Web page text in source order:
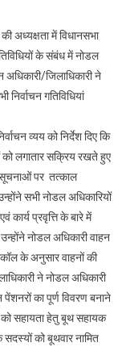
अधिकारी
विधानसभा
चुनाव
सम्बंधी
गतिविधियों
के
नोडल
अधिकारियों
के
साथ
बैठक
की
अध्यक्षता में विधानसभा
के संबंध में नोडल
अधिकारी/जिलाधिकारी ने
गतिविधियां
व्यय को निर्देश दिए कि
को लगातार सक्रिय रखते हुए
सूचनाओं पर तत्काल
सभी नोडल अधिकारियों
प्रवृत्ति के बारे में
नोडल अधिकारी वाहन
के अनुसार वाहनों की
ने नोडल अधिकारी
का पूर्ण विवरण बनाने
को सहायता हेतु बूथ सहायक
को बूथवार नामित